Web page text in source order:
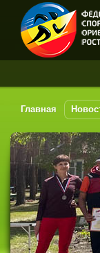
Главная